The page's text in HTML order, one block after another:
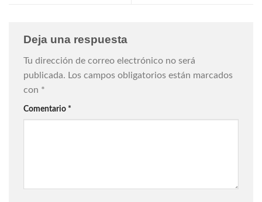
Deja una respuesta
Tu dirección de correo electrónico no será
publicada. Los campos obligatorios están marcados
con *
Comentario *